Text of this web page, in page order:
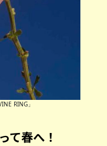
RING」
て春へ！